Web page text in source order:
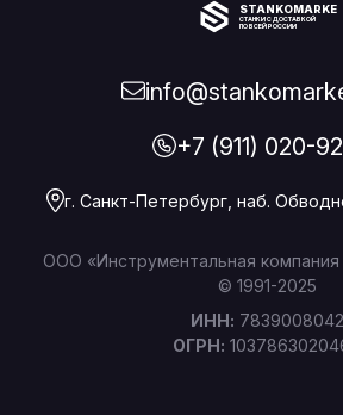
STANKOMARKET
СТАНКИ С ДОСТАВКОЙ
ПО ВСЕЙ РОССИИ
+7 (911) 020-
г. Санкт-Петербург, наб.
ООО «Инструментальная компания
© 1991-2025
ИНН: 7839008042
ОГРН: